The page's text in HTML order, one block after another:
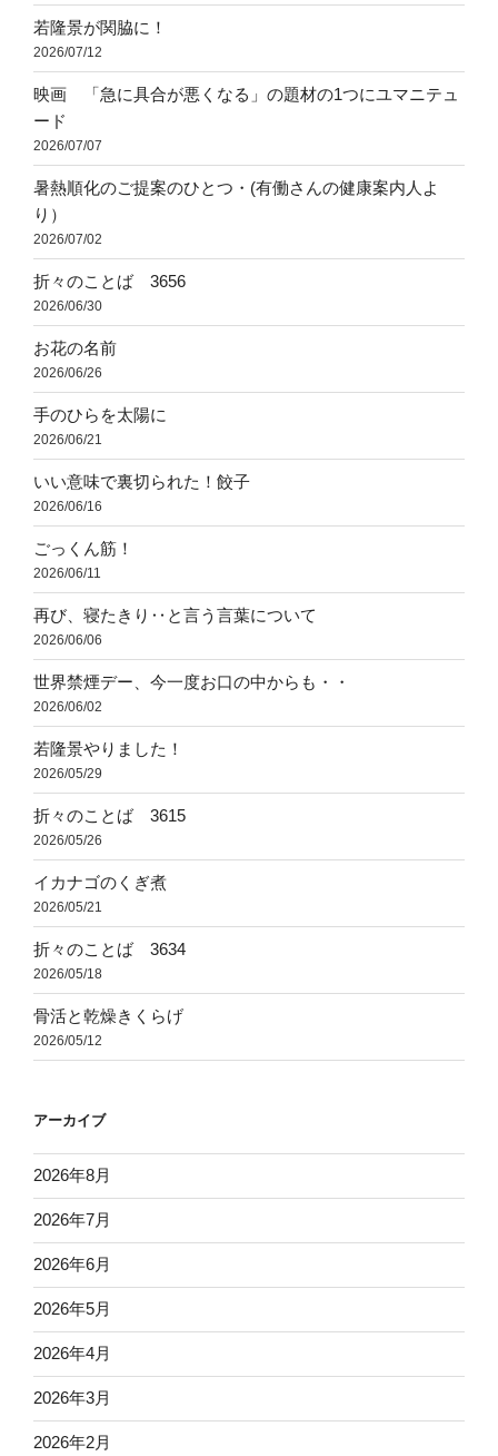
若隆景が関脇に！
2026/07/12
映画 「急に具合が悪くなる」の題材の1つにユマニテュ
ード
2026/07/07
暑熱順化のご提案のひとつ・(有働さんの健康案内人よ
り）
2026/07/02
折々のことば 3656
2026/06/30
お花の名前
2026/06/26
手のひらを太陽に
2026/06/21
いい意味で裏切られた！餃子
2026/06/16
ごっくん筋！
2026/06/11
再び、寝たきり‥と言う言葉について
2026/06/06
世界禁煙デー、今一度お口の中からも・・
2026/06/02
若隆景やりました！
2026/05/29
折々のことば 3615
2026/05/26
イカナゴのくぎ煮
2026/05/21
折々のことば 3634
2026/05/18
骨活と乾燥きくらげ
2026/05/12
アーカイブ
2026年8月
2026年7月
2026年6月
2026年5月
2026年4月
2026年3月
2026年2月